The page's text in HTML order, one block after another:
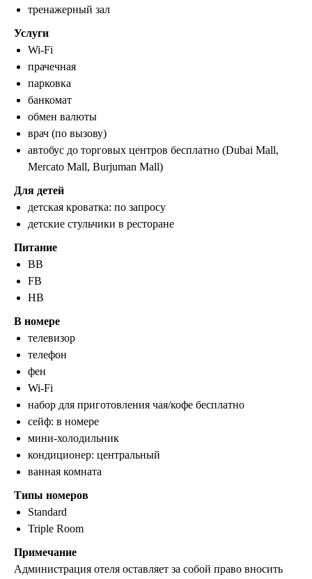
тренажерный зал
Услуги
Wi-Fi
прачечная
парковка
банкомат
обмен валюты
врач (по вызову)
автобус до торговых центров бесплатно (Dubai Mall,
Mercato Mall, Burjuman Mall)
Для детей
детская кроватка: по запросу
детские стульчики в ресторане
Питание
BB
FB
HB
В номере
телевизор
телефон
фен
Wi-Fi
набор для приготовления чая/кофе бесплатно
сейф: в номере
мини-холодильник
кондиционер: центральный
ванная комната
Типы номеров
Standard
Triple Room
Примечание
Администрация отеля оставляет за собой право вносить
© 2026 #Летайотдыхай
+7 (495) 032-15-95
info@letayotdykhay.ru
стр. 1 оф. 312
Согласие на обработку персональных данных
Пользовательское соглашение
г. Томск, ул. Белинского, 30
ООО «ЛетайОтдыхай»
Туры от 60 надежных туроператоров